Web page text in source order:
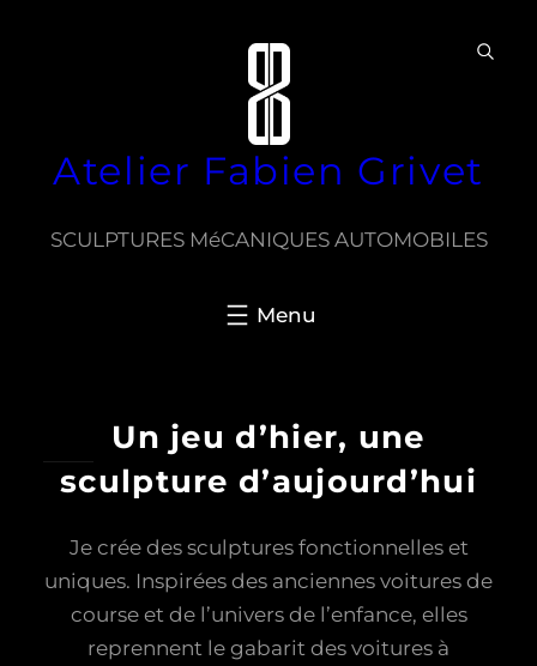
Atelier Fabien Grivet
SCULPTURES MéCANIQUES AUTOMOBILES
Un jeu d’hier, une
sculpture d’aujourd’hui
Je crée des sculptures fonctionnelles et
uniques. Inspirées des anciennes voitures de
course et de l’univers de l’enfance, elles
reprennent le gabarit des voitures à